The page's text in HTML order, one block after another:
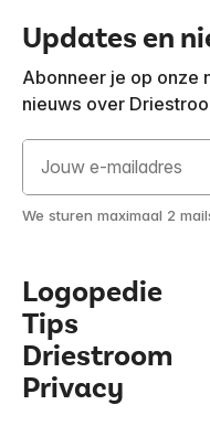
Updates en
Abonneer je op onze
nieuws over
We sturen maximaal 2
Logopedie
Tips
Driestroom
Privacy